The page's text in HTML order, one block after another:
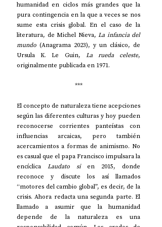
humanidad en ciclos más grandes que la
pura contingencia en la que a veces se nos
sume esta crisis global. En el caso de la
literatura, de Michel Nieva, La infancia del
mundo (Anagrama 2023), y un clásico, de
Ursula K. Le Guin, La rueda celeste,
originalmente publicada en 1971.
***
El concepto de naturaleza tiene acepciones
según las diferentes culturas y hoy pueden
reconocerse corrientes panteístas con
influencias arcaicas, pero también
acercamientos a formas de animismo. No
es casual que el papa Francisco impulsara la
encíclica Laudato si en 2015, donde
reconoce y discute los así llamados
“motores del cambio global”, es decir, de la
crisis. Ahora redacta una segunda parte. El
llamado a asumir que la humanidad
depende de la naturaleza es una